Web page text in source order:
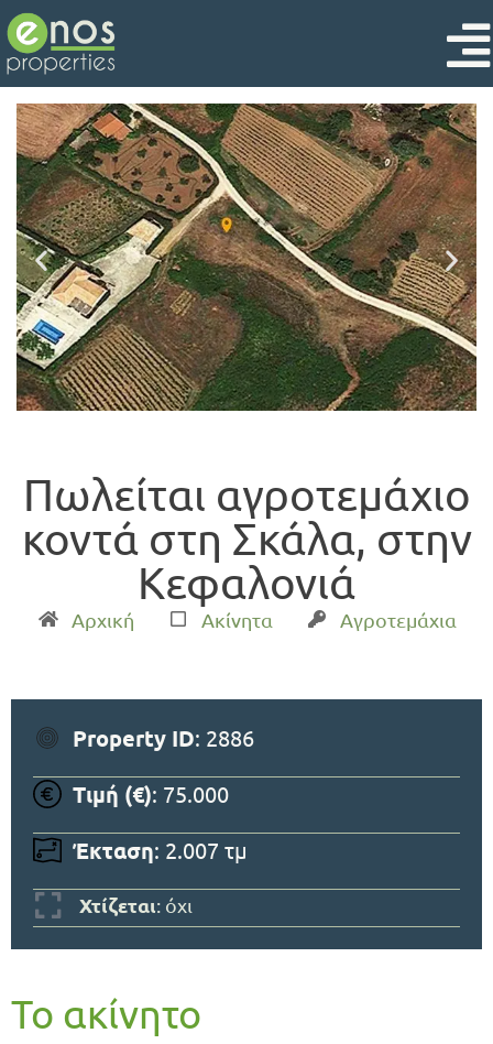
Πωλείται αγροτεμάχιο
κοντά στη Σκάλα, στην
Κεφαλονιά
Αρχική Ακίνητα Αγροτεμάχια
Property ID: 2886
Τιμή (€): 75.000
Έκταση: 2.007 τμ
Χτίζεται: όχι
Το ακίνητο